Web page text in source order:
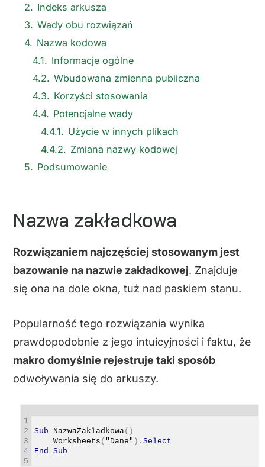
2. Indeks arkusza
3. Wady obu rozwiązań
4. Nazwa kodowa
4.1. Informacje ogólne
4.2. Wbudowana zmienna publiczna
4.3. Korzyści stosowania
4.4. Potencjalne wady
4.4.1. Użycie w innych plikach
4.4.2. Zmiana nazwy kodowej
5. Podsumowanie
Nazwa zakładkowa
Rozwiązaniem najczęściej stosowanym jest
bazowanie na nazwie zakładkowej. Znajduje
się ona na dole okna, tuż nad paskiem stanu.
Popularność tego rozwiązania wynika
prawdopodobnie z jego intuicyjności i faktu, że
makro domyślnie rejestruje taki sposób
odwoływania się do arkuszy.
1
2
3
4
5
Sub NazwaZakladkowa( )
Worksheets ( "Dane" ) .Select
End
Sub